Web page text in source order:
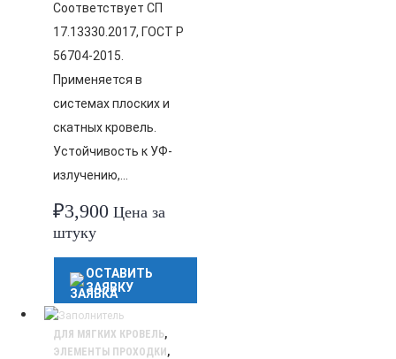
Соответствует СП
17.13330.2017, ГОСТ Р
56704-2015.
Применяется в
системах плоских и
скатных кровель.
Устойчивость к УФ-
излучению,…
₽3,900 Цена за
штуку
ОСТАВИТЬ
ЗАЯВКУ
ДЛЯ МЯГКИХ КРОВЕЛЬ,
ЭЛЕМЕНТЫ ПРОХОДКИ,